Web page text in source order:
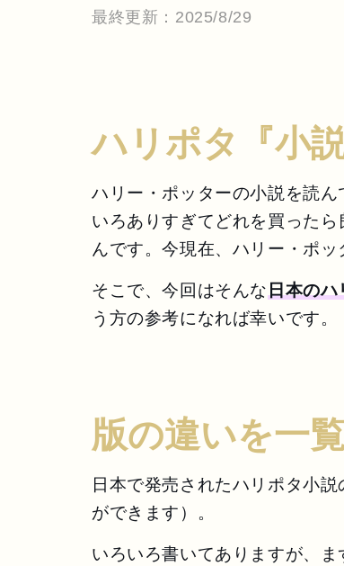
最終更新：2025/8/29
ハリポタ『小
ハリー・ポッターの小説を読
いろありすぎてどれを買った
んです。今現在、ハリー・ポ
そこで、今回はそんな 日本の
う方の参考になれば幸いです。
版の違いを一覧
日本で発売されたハリポタ小
ができます）。
いろいろ書いてありますが、ま